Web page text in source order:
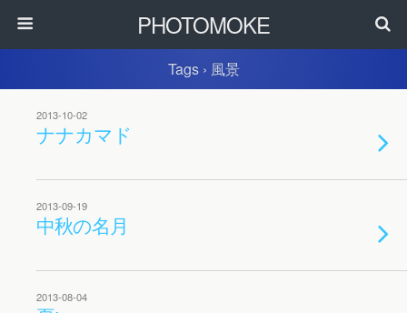
PHOTOMOKE
Tags › 風景
2013-10-02
ナナカマド
2013-09-19
中秋の名月
2013-08-04